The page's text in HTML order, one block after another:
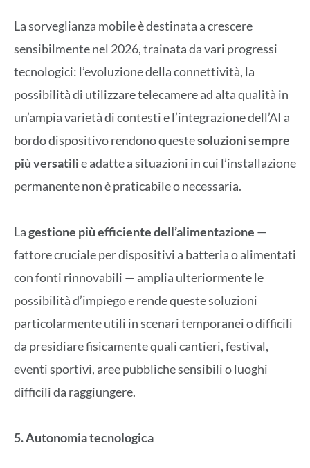
La sorveglianza mobile è destinata a crescere
sensibilmente nel 2026, trainata da vari progressi
tecnologici: l’evoluzione della connettività, la
possibilità di utilizzare telecamere ad alta qualità in
un’ampia varietà di contesti e l’integrazione dell’AI a
bordo dispositivo rendono questesoluzioni sempre
più versatilie adatte a situazioni in cui l’installazione
permanente non è praticabile o necessaria.
Lagestione più efficiente dell’alimentazione —
fattore cruciale per dispositivi a batteria o alimentati
con fonti rinnovabili — amplia ulteriormente le
possibilità d’impiego e rende queste soluzioni
particolarmente utili in scenari temporanei o difficili
da presidiare fisicamente quali cantieri, festival,
eventi sportivi, aree pubbliche sensibili o luoghi
difficili da raggiungere.
5. Autonomia tecnologica